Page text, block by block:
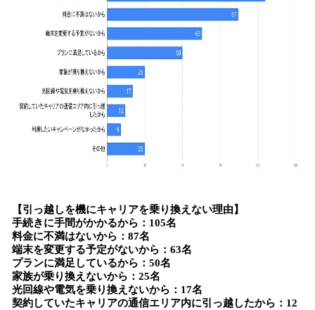
【引っ越しを機にキャリアを乗り換えない理由】
手続きに手間がかかるから：105名
料金に不満はないから：87名
端末を変更する予定がないから：63名
プランに満足しているから：50名
家族が乗り換えないから：25名
光回線や電気を乗り換えないから：17名
契約していたキャリアの通信エリア内に引っ越したから：12